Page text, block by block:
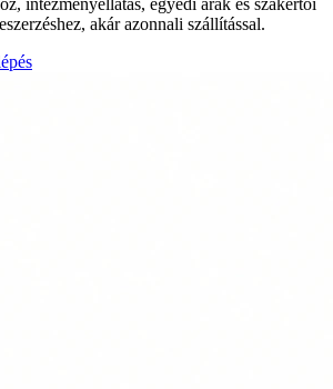
akár azonnali szállítással.